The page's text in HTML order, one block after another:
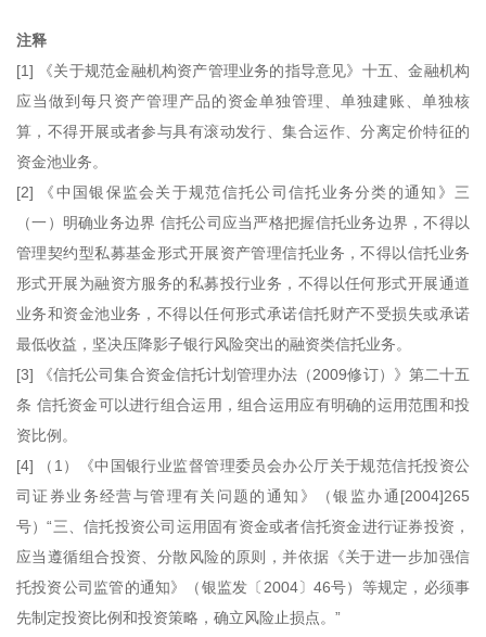
注释
[1] 《关于规范金融机构资产管理业务的指导意见》十五、金融机构
应当做到每只资产管理产品的资金单独管理、单独建账、单独核
算，不得开展或者参与具有滚动发行、集合运作、分离定价特征的
资金池业务。
[2] 《中国银保监会关于规范信托公司信托业务分类的通知》三
（一）明确业务边界 信托公司应当严格把握信托业务边界，不得以
管理契约型私募基金形式开展资产管理信托业务，不得以信托业务
形式开展为融资方服务的私募投行业务，不得以任何形式开展通道
业务和资金池业务，不得以任何形式承诺信托财产不受损失或承诺
最低收益，坚决压降影子银行风险突出的融资类信托业务。
[3] 《信托公司集合资金信托计划管理办法（2009修订）》第二十五
条 信托资金可以进行组合运用，组合运用应有明确的运用范围和投
资比例。
[4] （1）《中国银行业监督管理委员会办公厅关于规范信托投资公
司证券业务经营与管理有关问题的通知》（银监办通[2004]265
号）“三、信托投资公司运用固有资金或者信托资金进行证券投资，
应当遵循组合投资、分散风险的原则，并依据《关于进一步加强信
托投资公司监管的通知》（银监发〔2004〕46号）等规定，必须事
先制定投资比例和投资策略，确立风险止损点。”